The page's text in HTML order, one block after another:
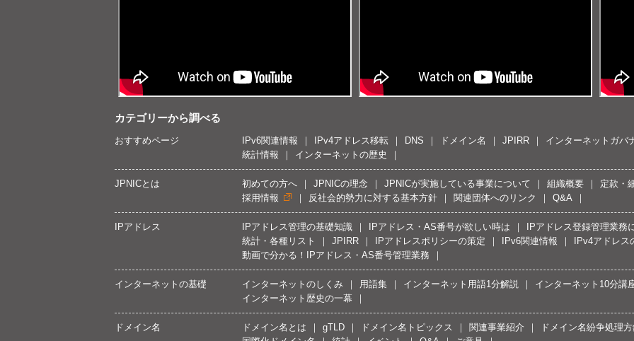
カテゴリーから調べる
おすすめページ IPv6関連情報 IPv4アドレス移転 DNS ドメイン名 JPIRR
インターネットガバ
統計情報
インターネットの歴史
JPNICとは 初めての方へ JPNICの理念 JPNICが実施している事業について 組織概要
定款・
採用情報
反社会的勢力に対する基本方針 関連団体へのリンク Q&A
IPアドレス IPアドレス管理の基礎知識 IPアドレス・AS番号が欲しい時は
IPアドレス登録管理業務
統計・各種リスト
JPIRR IPアドレスポリシーの策定 IPv6関連情報
IPv4アドレス
動画で分かる！IPアドレス・AS番号管理業務
インターネットの基礎 インターネットのしくみ 用語集 インターネット用語1分解説
インターネット10分講
インターネット歴史の一幕
ドメイン名 ドメイン名とは gTLD ドメイン名トピックス 関連事業紹介
ドメイン名紛争処理